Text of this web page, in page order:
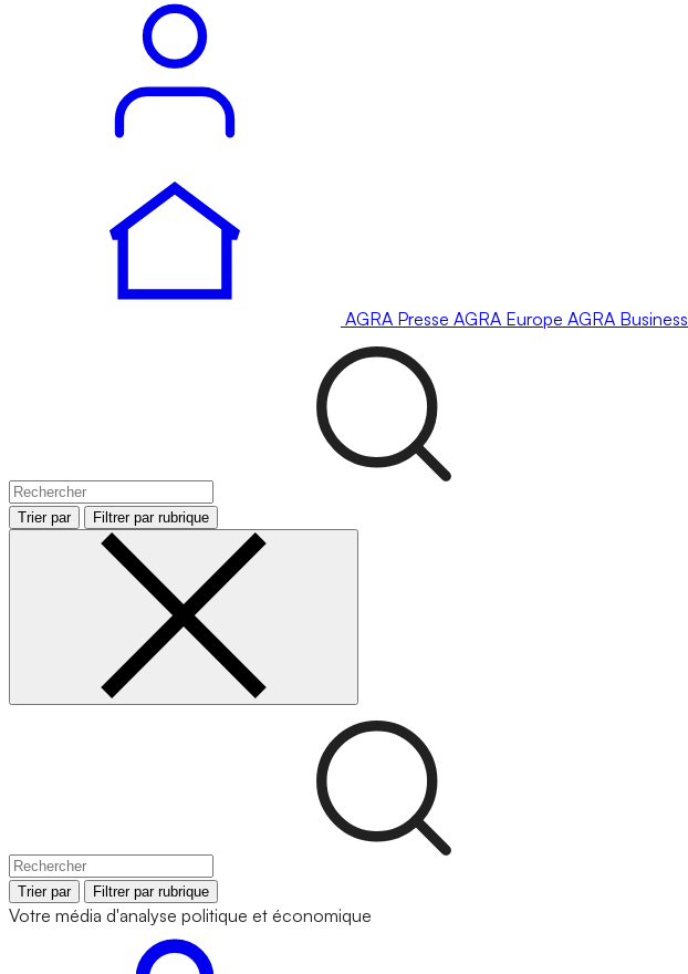
AGRA Presse AGRA Europe AGRA Business
Trier par Filtrer par rubrique
Trier par Filtrer par rubrique
Votre média d'analyse politique et économique